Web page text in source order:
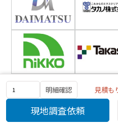
明細確認 見積も
現地調査依頼